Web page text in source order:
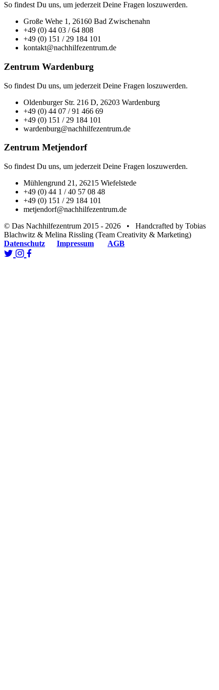
So findest Du uns, um jederzeit Deine Fragen loszuwerden.
Große Wehe 1, 26160 Bad Zwischenahn
+49 (0) 44 03 / 64 808
+49 (0) 151 / 29 184 101
kontakt@nachhilfezentrum.de
Zentrum Wardenburg
So findest Du uns, um jederzeit Deine Fragen loszuwerden.
Oldenburger Str. 216 D, 26203 Wardenburg
+49 (0) 44 07 / 91 466 69
+49 (0) 151 / 29 184 101
wardenburg@nachhilfezentrum.de
Zentrum Metjendorf
So findest Du uns, um jederzeit Deine Fragen loszuwerden.
Mühlengrund 21, 26215 Wiefelstede
+49 (0) 44 1 / 40 57 08 48
+49 (0) 151 / 29 184 101
metjendorf@nachhilfezentrum.de
© Das Nachhilfezentrum 2015 - 2026 • Handcrafted by Tobias
Blachwitz & Melina Rissling (Team Creativity & Marketing)
Datenschutz
Impressum AGB